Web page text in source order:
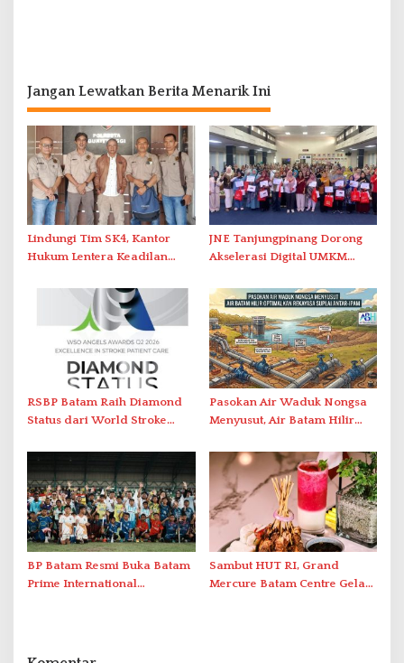
Jangan Lewatkan Berita Menarik Ini
Lindungi Tim SK4, Kantor
Hukum Lentera Keadilan
Perlawanan ke Petugas di
Bukik Batarah
JNE Tanjungpinang Dorong
Akselerasi Digital UMKM
2026
RSBP Batam Raih Diamond
Status dari World Stroke
Penanganan Stroke
Berstandar Internasional
Pasokan Air Waduk Nongsa
Menyusut, Air Batam Hilir
Antar-IPAM
BP Batam Resmi Buka Batam
Prime International
Sambut HUT RI, Grand
Mercure Batam Centre Gelar